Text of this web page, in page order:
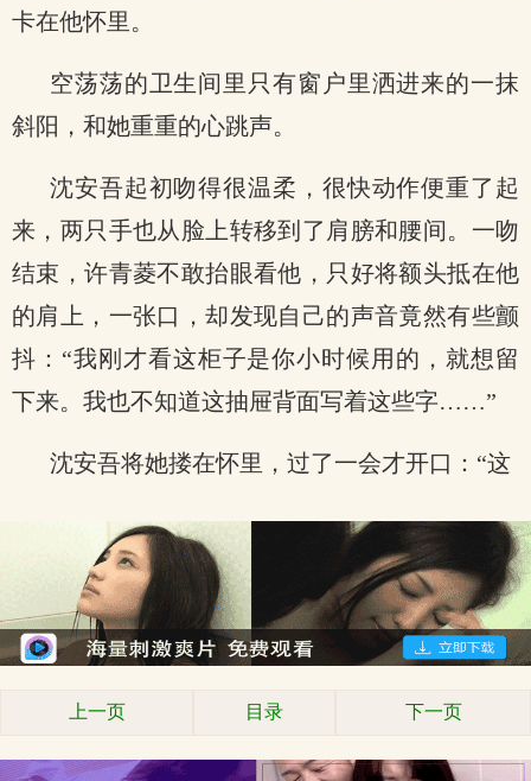
卡在他怀里。
空荡荡的卫生间里只有窗户里洒进来的一抹
斜阳，和她重重的心跳声。
沈安吾起初吻得很温柔，很快动作便重了起
来，两只手也从脸上转移到了肩膀和腰间。一吻
结束，许青菱不敢抬眼看他，只好将额头抵在他
的肩上，一张口，却发现自己的声音竟然有些颤
抖：“我刚才看这柜子是你小时候用的，就想留
下来。我也不知道这抽屉背面写着这些字……”
沈安吾将她搂在怀里，过了一会才开口：“这
上一页 目录 下一页